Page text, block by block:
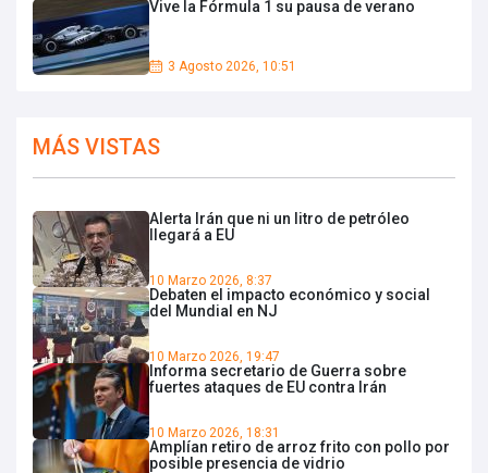
Vive la Fórmula 1 su pausa de verano
3 Agosto 2026, 10:51
MÁS VISTAS
Alerta Irán que ni un litro de petróleo
llegará a EU
10 Marzo 2026, 8:37
Debaten el impacto económico y social
del Mundial en NJ
10 Marzo 2026, 19:47
Informa secretario de Guerra sobre
fuertes ataques de EU contra Irán
10 Marzo 2026, 18:31
Amplían retiro de arroz frito con pollo por
posible presencia de vidrio